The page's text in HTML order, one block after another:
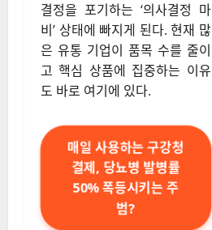
결정을 포기하는 ‘의사결정 마
비’ 상태에 빠지게 된다. 현재 많
은 유통 기업이 품목 수를 줄이
고 핵심 상품에 집중하는 이유
도 바로 여기에 있다.
매일 사용하는 구강청
결제, 당뇨병 발병률
50% 폭등시키는 주
범?